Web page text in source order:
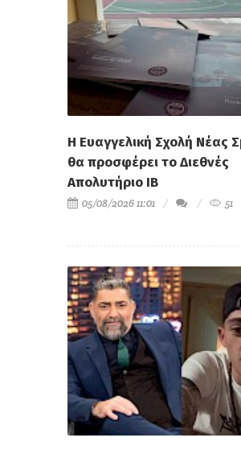
Η Ευαγγελική Σχολή Νέας
θα προσφέρει το Διεθνές
Απολυτήριο IB
05/08/2026 11:01 51